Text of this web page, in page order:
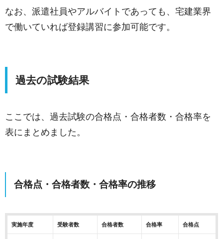
なお、派遣社員やアルバイトであっても、宅建業界
で働いていれば登録講習に参加可能です。
過去の試験結果
ここでは、過去試験の合格点・合格者数・合格率を
表にまとめました。
合格点・合格者数・合格率の推移
実施年度 受験者数 合格者数 合格率 合格点